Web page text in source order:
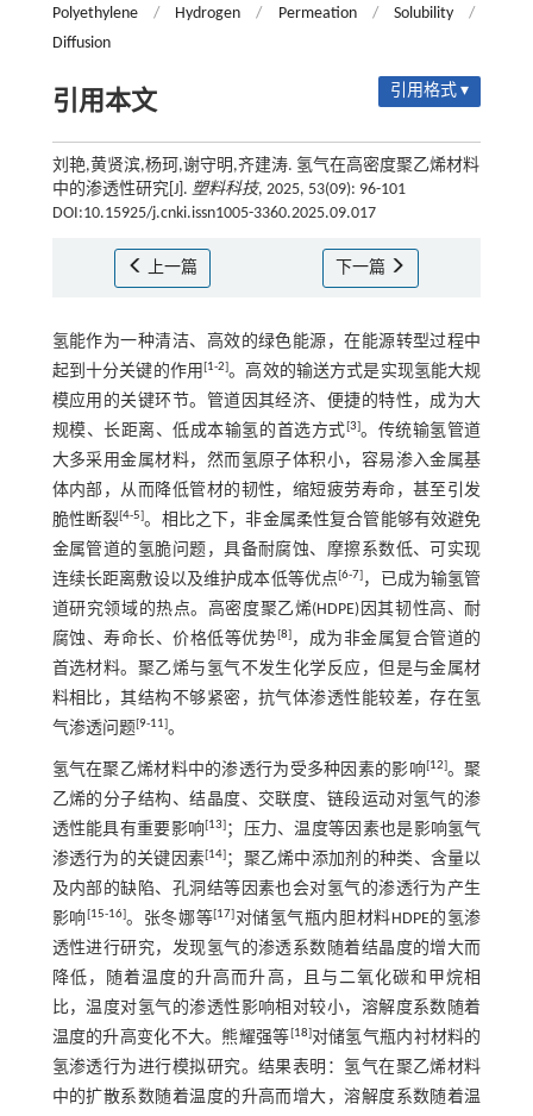
Polyethylene / Hydrogen / Permeation / Solubility
/
Diffusion
引用本文 引用格式 ▾
刘艳,黄贤滨,杨珂,谢守明,齐建涛. 氢气在高密度聚乙烯材料
中的渗透性研究[J]. 塑料科技, 2025, 53(09): 96-101
DOI:10.15925/j.cnki.issn1005-3360.2025.09.017
上一篇 下一篇
氢能作为一种清洁、高效的绿色能源，在能源转型过程中
起到十分关键的作用[1-2]。高效的输送方式是实现氢能大规
模应用的关键环节。管道因其经济、便捷的特性，成为大
规模、长距离、低成本输氢的首选方式[3]。传统输氢管道
大多采用金属材料，然而氢原子体积小，容易渗入金属基
体内部，从而降低管材的韧性，缩短疲劳寿命，甚至引发
脆性断裂[4-5]。相比之下，非金属柔性复合管能够有效避免
金属管道的氢脆问题，具备耐腐蚀、摩擦系数低、可实现
连续长距离敷设以及维护成本低等优点[6-7] ，已成为输氢管
道研究领域的热点。高密度聚乙烯(HDPE)因其韧性高、耐
腐蚀、寿命长、价格低等优势[8]，成为非金属复合管道的
首选材料。聚乙烯与氢气不发生化学反应，但是与金属材
料相比，其结构不够紧密，抗气体渗透性能较差，存在氢
气渗透问题[9-11]。
氢气在聚乙烯材料中的渗透行为受多种因素的影响 [12]。聚
乙烯的分子结构、结晶度、交联度、链段运动对氢气的渗
透性能具有重要影响[13] ；压力、温度等因素也是影响氢气
渗透行为的关键因素[14] ；聚乙烯中添加剂的种类、含量以
及内部的缺陷、孔洞结等因素也会对氢气的渗透行为产生
影响 [15-16]。张冬娜等[17] 对储氢气瓶内胆材料HDPE的氢渗
透性进行研究，发现氢气的渗透系数随着结晶度的增大而
降低，随着温度的升高而升高，且与二氧化碳和甲烷相
比，温度对氢气的渗透性影响相对较小，溶解度系数随着
温度的升高变化不大。熊耀强等[18]对储氢气瓶内衬材料的
氢渗透行为进行模拟研究。结果表明：氢气在聚乙烯材料
中的扩散系数随着温度的升高而增大，溶解度系数随着温